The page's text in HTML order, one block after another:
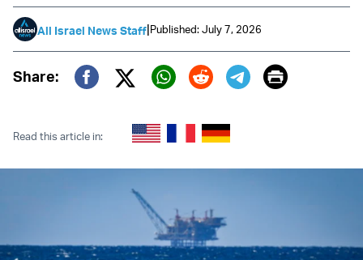
All Israel News Staff|Published: July 7, 2026
Share:
Twitter (X)
Print
Read this article in: